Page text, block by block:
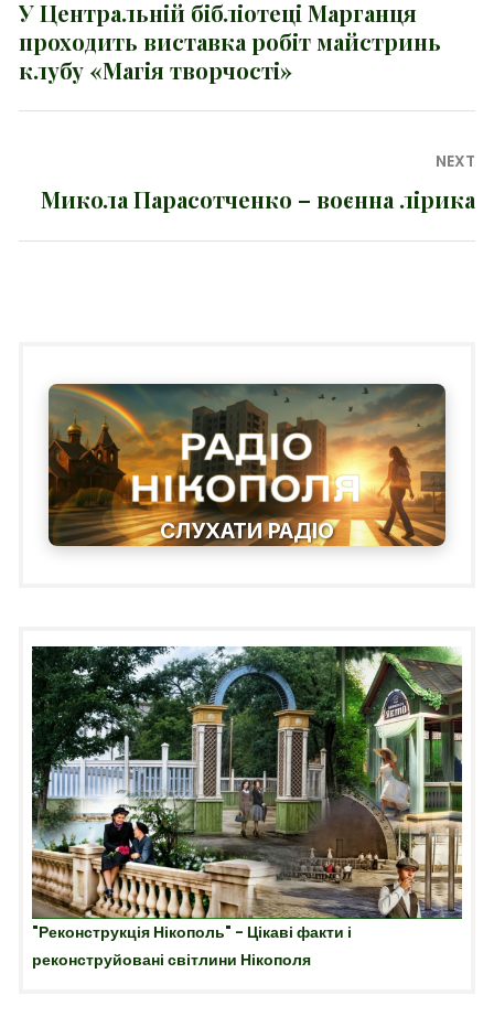
записів
Previous
post:
У Центральній бібліотеці Марганця
проходить виставка робіт майстринь
клубу «Магія творчості»
NEXT
NextМикола Парасотченко – воєнна лірика
СЛУХАТИ РАДІО
"Реконструкція Нікополь" - Цікаві факти і
реконструйовані світлини Нікополя